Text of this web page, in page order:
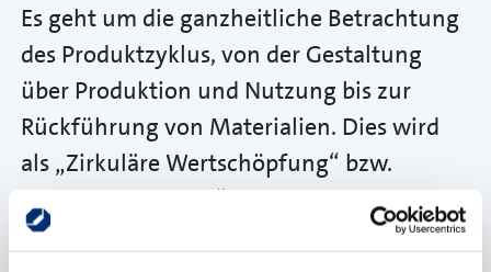
Es geht um die ganzheitliche Betrachtung
des Produktzyklus, von der Gestaltung
über Produktion und Nutzung bis zur
Rückführung von Materialien. Dies wird
als „Zirkuläre Wertschöpfung“ bzw.
„Circular Economy“ bezeichnet. Derzeit
engagieren wir uns in folgenden